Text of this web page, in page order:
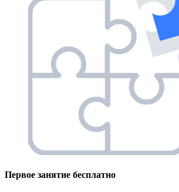
Первое занятие бесплатно